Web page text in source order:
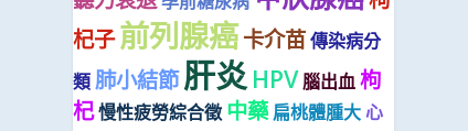
杞子前列腺癌卡介苗傳染病分
類肺小結節肝炎HPV腦出血枸
杞慢性疲勞綜合徵 中藥 扁桃體腫大心